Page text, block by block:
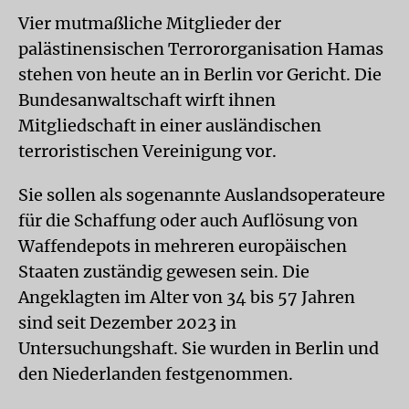
Vier mutmaßliche Mitglieder der
palästinensischen Terrororganisation Hamas
stehen von heute an in Berlin vor Gericht. Die
Bundesanwaltschaft wirft ihnen
Mitgliedschaft in einer ausländischen
terroristischen Vereinigung vor.
Sie sollen als sogenannte Auslandsoperateure
für die Schaffung oder auch Auflösung von
Waffendepots in mehreren europäischen
Staaten zuständig gewesen sein. Die
Angeklagten im Alter von 34 bis 57 Jahren
sind seit Dezember 2023 in
Untersuchungshaft. Sie wurden in Berlin und
den Niederlanden festgenommen.